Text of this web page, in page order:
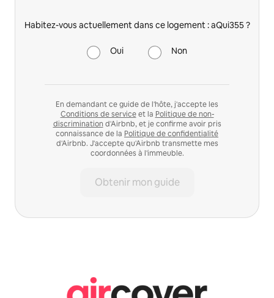
Habitez-vous actuellement dans ce logement : aQui355 ?
Oui Non
En demandant ce guide de l'hôte, j'accepte les
Conditions de serviceet la Politique de non-
discrimination d'Airbnb, et je confirme avoir pris
connaissance de la Politique de confidentialité
d'Airbnb. J'accepte qu'Airbnb transmette mes
coordonnées à l'immeuble.
Obtenir mon guide